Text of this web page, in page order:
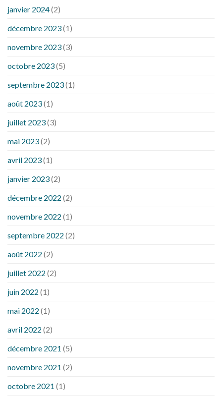
janvier 2024(2)
décembre 2023(1)
novembre 2023(3)
octobre 2023(5)
septembre 2023(1)
août 2023(1)
juillet 2023(3)
mai 2023(2)
avril 2023(1)
janvier 2023(2)
décembre 2022 (2)
novembre 2022 (1)
septembre 2022 (2)
août 2022 (2)
juillet 2022 (2)
juin 2022 (1)
mai 2022 (1)
avril 2022 (2)
décembre 2021 (5)
novembre 2021 (2)
octobre 2021 (1)